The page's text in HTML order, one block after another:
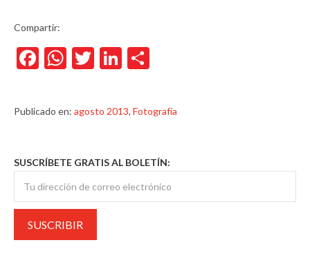
Compartir:
Facebook
WhatsApp
TwitterLinkedIn
Publicado en: agosto 2013, Fotografía
SUSCRÍBETE GRATIS AL BOLETÍN: